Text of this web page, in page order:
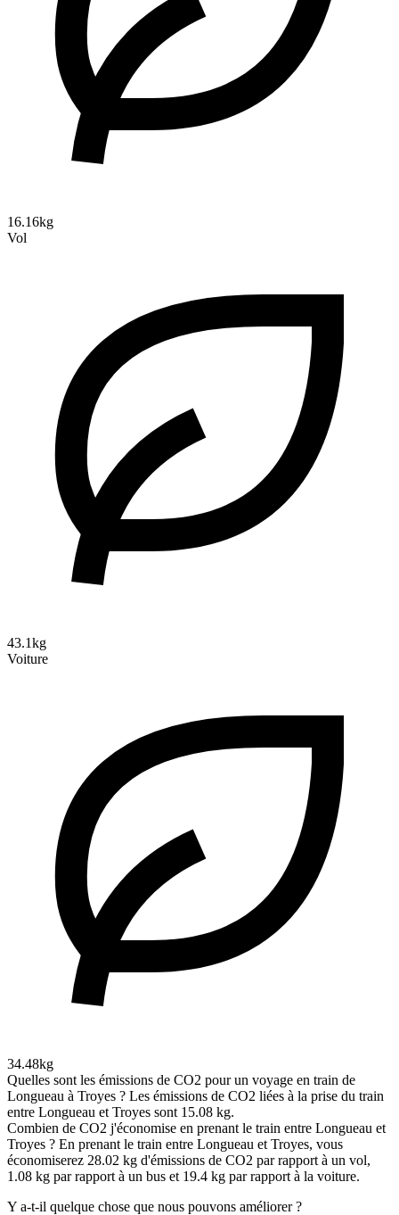
16.16kg
Vol
43.1kg
Voiture
34.48kg
Quelles sont les émissions de CO2 pour un voyage en train de
Longueau à Troyes ? Les émissions de CO2 liées à la prise du train
entre Longueau et Troyes sont 15.08 kg.
Combien de CO2 j'économise en prenant le train entre Longueau et
Troyes ? En prenant le train entre Longueau et Troyes, vous
économiserez 28.02 kg d'émissions de CO2 par rapport à un vol,
1.08 kg par rapport à un bus et 19.4 kg par rapport à la voiture.
Y a-t-il quelque chose que nous pouvons améliorer ?